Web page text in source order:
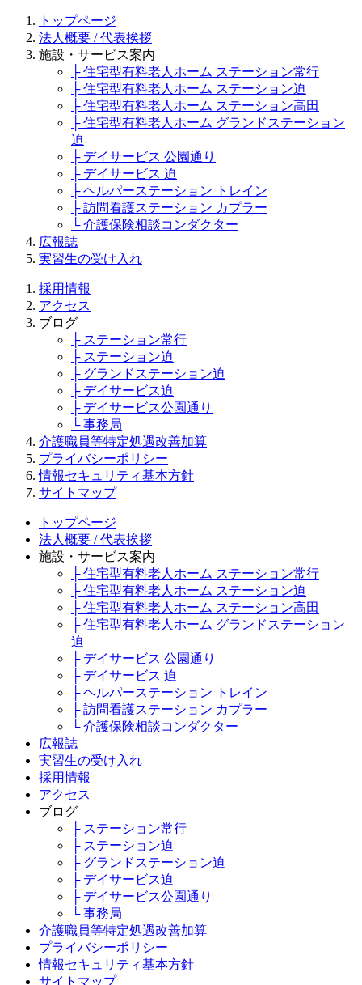
トップページ
法人概要 / 代表挨拶
施設・サービス案内
├ 住宅型有料老人ホーム ステーション常行
├ 住宅型有料老人ホーム ステーション迫
├ 住宅型有料老人ホーム ステーション高田
├ 住宅型有料老人ホーム グランドステーション
迫
├ デイサービス 公園通り
├ デイサービス 迫
├ ヘルパーステーション トレイン
├ 訪問看護ステーション カプラー
└ 介護保険相談コンダクター
広報誌
実習生の受け入れ
採用情報
アクセス
ブログ
├ ステーション常行
├ ステーション迫
├ グランドステーション迫
├ デイサービス迫
├ デイサービス公園通り
└ 事務局
介護職員等特定処遇改善加算
プライバシーポリシー
情報セキュリティ基本方針
サイトマップ
トップページ
法人概要 / 代表挨拶
施設・サービス案内
├ 住宅型有料老人ホーム ステーション常行
├ 住宅型有料老人ホーム ステーション迫
├ 住宅型有料老人ホーム ステーション高田
├ 住宅型有料老人ホーム グランドステーション
迫
├ デイサービス 公園通り
├ デイサービス 迫
├ ヘルパーステーション トレイン
├ 訪問看護ステーション カプラー
└ 介護保険相談コンダクター
広報誌
実習生の受け入れ
採用情報
アクセス
ブログ
├ ステーション常行
├ ステーション迫
├ グランドステーション迫
├ デイサービス迫
├ デイサービス公園通り
└ 事務局
介護職員等特定処遇改善加算
プライバシーポリシー
情報セキュリティ基本方針
サイトマップ